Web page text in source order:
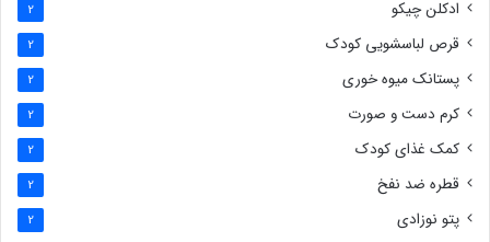
ادکلن چیکو 2
قرص لباسشویی کودک 2
پستانک میوه خوری 2
کرم دست و صورت 2
کمک غذای کودک 2
قطره ضد نفخ 2
پتو نوزادی 2